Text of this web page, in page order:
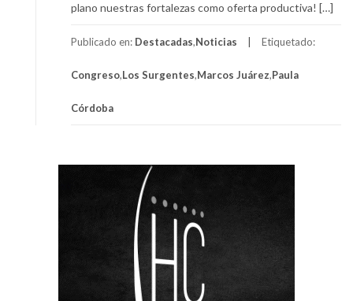
plano nuestras fortalezas como oferta productiva! […]
Publicado en: Destacadas,Noticias Etiquetado:
Congreso,Los Surgentes,Marcos Juárez,Paula
Córdoba